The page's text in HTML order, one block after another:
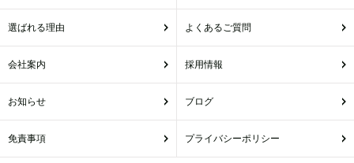
選ばれる理由 よくあるご質問
会社案内 採用情報
お知らせ ブログ
免責事項 プライバシーポリシー